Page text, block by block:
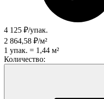
4 125 ₽/упак.
2 864,58 ₽/м²
1 упак. = 1,44 м²
Количество: